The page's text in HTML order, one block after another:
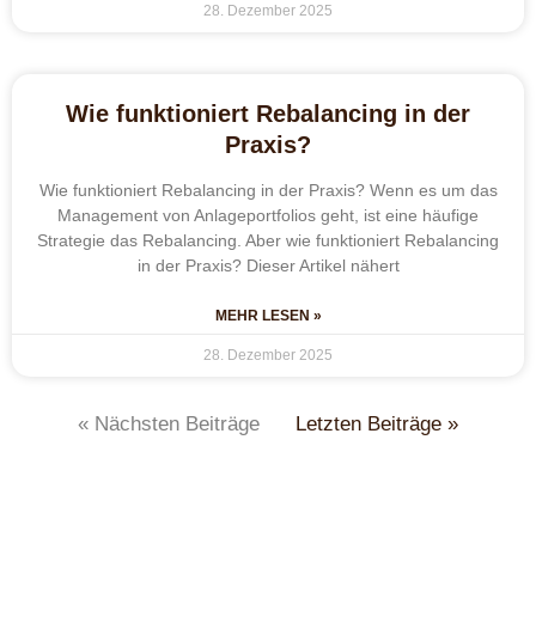
28. Dezember 2025
Wie funktioniert Rebalancing in der
Praxis?
Wie funktioniert Rebalancing in der Praxis? Wenn es um das
Management von Anlageportfolios geht, ist eine häufige
Strategie das Rebalancing. Aber wie funktioniert Rebalancing
in der Praxis? Dieser Artikel nähert
MEHR LESEN »
28. Dezember 2025
« Nächsten Beiträge Letzten Beiträge »